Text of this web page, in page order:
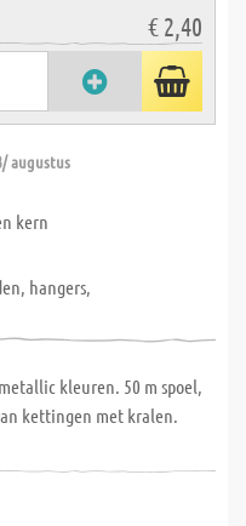
€ 2,40
augustus
kern
hangers,
kleuren. 50 m spoel,
kettingen met kralen.